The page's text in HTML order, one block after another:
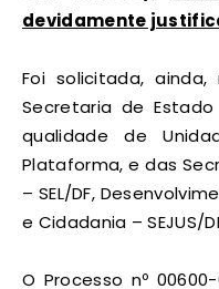
devidamente
Foi solicitada,
Secretaria de Estado
qualidade de
Plataforma, e das
– SEL/DF,
e Cidadania – SEJUS/
O Processo nº